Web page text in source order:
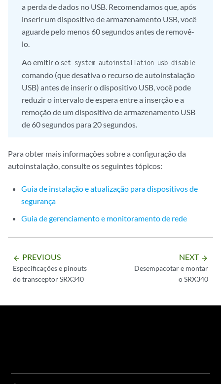
a perda de dados no USB. Recomendamos que, após
inserir um dispositivo de armazenamento USB, você
aguarde pelo menos 60 segundos antes de removê-
lo.
Ao emitir o set system autoinstallation usb disable
comando (que desativa o recurso de autoinstalação
USB) antes de inserir o dispositivo USB, você pode
reduzir o intervalo de espera entre a inserção e a
remoção de um dispositivo de armazenamento USB
de 60 segundos para 20 segundos.
Para obter mais informações sobre a configuração da
autoinstalação, consulte os seguintes tópicos:
Guia de instalação e atualização para dispositivos de
segurança
Guia de gerenciamento e monitoramento de rede
arrow_backward PREVIOUS
Especificações e pinouts
do transceptor SRX340
NEXT arrow_forward
Desempacotar e montar
o SRX340